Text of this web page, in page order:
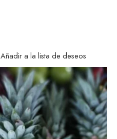
Añadir a la lista de deseos